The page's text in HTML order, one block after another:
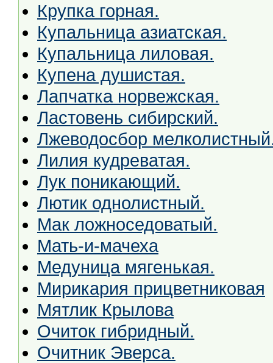
Крупка горная.
Купальница азиатская.
Купальница лиловая.
Купена душистая.
Лапчатка норвежская.
Ластовень сибирский.
Лжеводосбор
Лилия кудреватая.
Лук поникающий.
Лютик однолистный.
Мак ложноседоватый.
Мать-и-мачеха
Медуница мягенькая.
Мирикария прицветниковая
Мятлик Крылова
Очиток гибридный.
Очитник Эверса.